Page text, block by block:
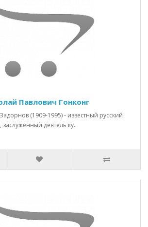
Павлович Гонконг
(1909-1995) - известный русский
заслуженный деятель ку..